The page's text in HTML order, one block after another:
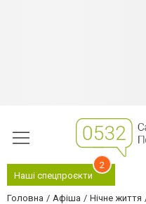
Наші спецпроєкти
2
Головна Афіша Нічне життя